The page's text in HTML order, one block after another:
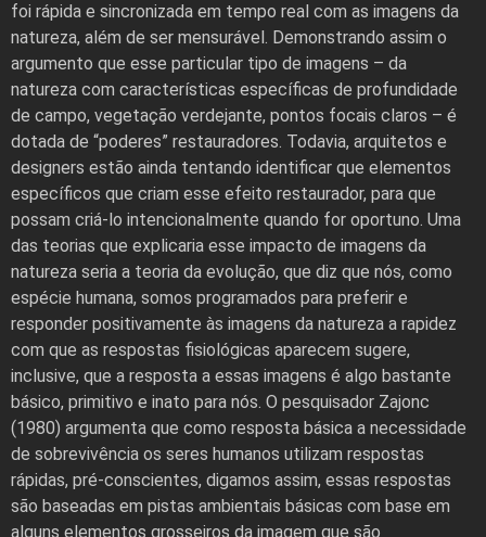
foi rápida e sincronizada em tempo real com as imagens da
natureza, além de ser mensurável. Demonstrando assim o
argumento que esse particular tipo de imagens – da
natureza com características específicas de profundidade
de campo, vegetação verdejante, pontos focais claros – é
dotada de “poderes” restauradores. Todavia, arquitetos e
designers estão ainda tentando identificar que elementos
específicos que criam esse efeito restaurador, para que
possam criá-lo intencionalmente quando for oportuno. Uma
das teorias que explicaria esse impacto de imagens da
natureza seria a teoria da evolução, que diz que nós, como
espécie humana, somos programados para preferir e
responder positivamente às imagens da natureza a rapidez
com que as respostas fisiológicas aparecem sugere,
inclusive, que a resposta a essas imagens é algo bastante
básico, primitivo e inato para nós. O pesquisador Zajonc
(1980) argumenta que como resposta básica a necessidade
de sobrevivência os seres humanos utilizam respostas
rápidas, pré-conscientes, digamos assim, essas respostas
são baseadas em pistas ambientais básicas com base em
alguns elementos grosseiros da imagem que são